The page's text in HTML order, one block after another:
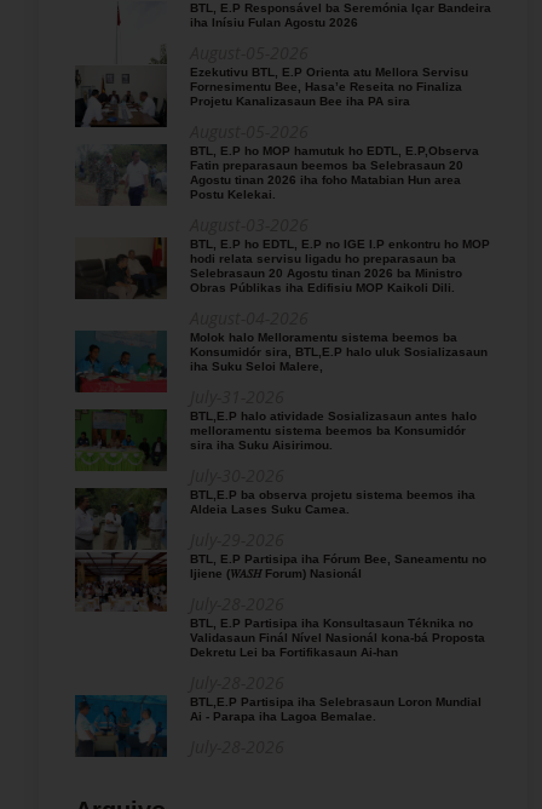
BTL, E.P Responsável ba Seremónia Içar Bandeira
iha Inísiu Fulan Agostu 2026
Ezekutivu BTL, E.P Orienta atu Mellora Servisu
Fornesimentu Bee, Hasa’e Reseita no Finaliza
Projetu Kanalizasaun Bee iha PA sira
BTL, E.P ho MOP hamutuk ho EDTL, E.P,Observa
Fatin preparasaun beemos ba Selebrasaun 20
Agostu tinan 2026 iha foho Matabian Hun area
Postu Kelekai.
BTL, E.P ho EDTL, E.P no IGE I.P enkontru ho MOP
hodi relata servisu ligadu ho preparasaun ba
Selebrasaun 20 Agostu tinan 2026 ba Ministro
Obras Públikas iha Edifisiu MOP Kaikoli Dili.
Molok halo Melloramentu sistema beemos ba
Konsumidór sira, BTL,E.P halo uluk Sosializasaun
iha Suku Seloi Malere,
BTL,E.P halo atividade Sosializasaun antes halo
melloramentu sistema beemos ba Konsumidór
sira iha Suku Aisirimou.
BTL,E.P ba observa projetu sistema beemos iha
Aldeia Lases Suku Camea.
BTL, E.P Partisipa iha Fórum Bee, Saneamentu no
Ijiene (𝑊𝐴𝑆𝐻 Forum) Nasionál
BTL, E.P Partisipa iha Konsultasaun Téknika no
Validasaun Finál Nível Nasionál kona-bá Proposta
Dekretu Lei ba Fortifikasaun Ai-han
BTL,E.P Partisipa iha Selebrasaun Loron Mundial
Ai - Parapa iha Lagoa Bemalae.